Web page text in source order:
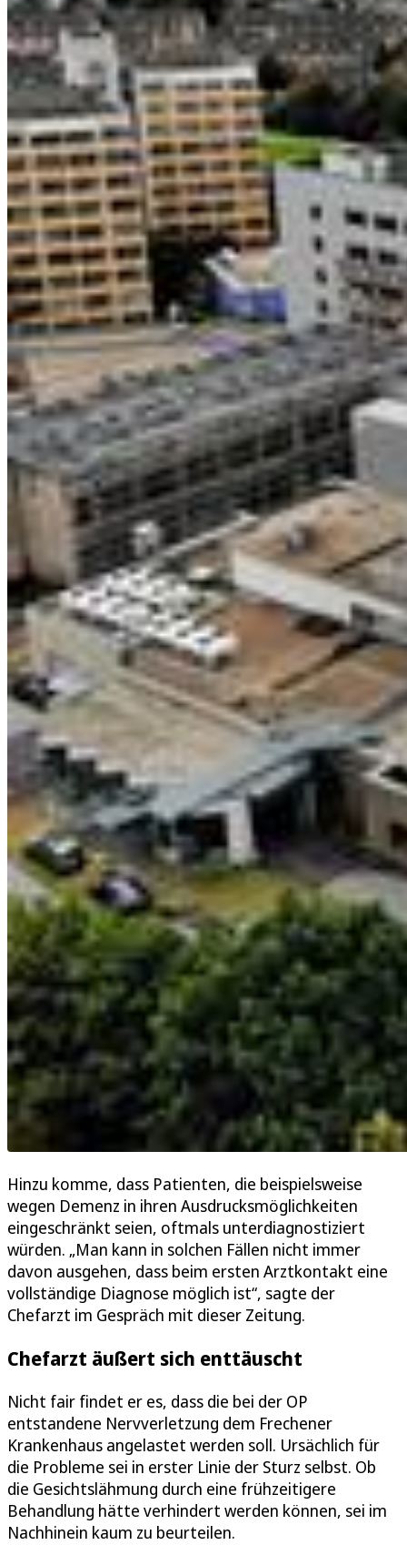
Hinzu komme, dass Patienten, die beispielsweise
wegen Demenz in ihren Ausdrucksmöglichkeiten
eingeschränkt seien, oftmals unterdiagnostiziert
würden. „Man kann in solchen Fällen nicht immer
davon ausgehen, dass beim ersten Arztkontakt eine
vollständige Diagnose möglich ist“, sagte der
Chefarzt im Gespräch mit dieser Zeitung.
Chefarzt äußert sich enttäuscht
Nicht fair findet er es, dass die bei der OP
entstandene Nervverletzung dem Frechener
Krankenhaus angelastet werden soll. Ursächlich für
die Probleme sei in erster Linie der Sturz selbst. Ob
die Gesichtslähmung durch eine frühzeitigere
Behandlung hätte verhindert werden können, sei im
Nachhinein kaum zu beurteilen.